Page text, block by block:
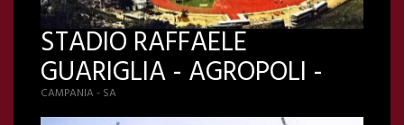
STADIO RAFFAELE
GUARIGLIA - AGROPOLI -
CAMPANIA - SA